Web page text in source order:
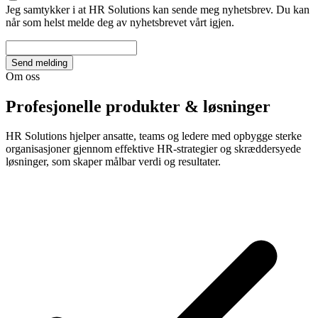
Jeg samtykker i at HR Solutions kan sende meg nyhetsbrev. Du kan
når som helst melde deg av nyhetsbrevet vårt igjen.
Send melding
Om oss
Profesjonelle produkter & løsninger
HR Solutions hjelper ansatte, teams og ledere med opbygge sterke
organisasjoner gjennom effektive HR-strategier og skræddersyede
løsninger, som skaper målbar verdi og resultater.